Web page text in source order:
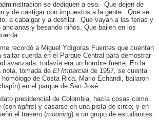
se dediquen a eso. Que dejen de
y de castigar con impuestos a la gente. Que se
a cabalgar y a desfilar. Que vayan a las ferias y
ancianas y besando niños. Que bailen en los
recordó a Miguel Ydígoras Fuentes que cuentan
cuerda en el Parque Central para demostrar
avanzada, todavía era un hombre fuerte. En la
tomada de El Imparcial de 1957, se cuenta
de Costa Rica, Mario Echandi, bailaron
en el parque de San José.
presidencial de Colombia, hacía cosas como
(con tights) y casarse en una pista de circo; y en
el trasero (mooning) a un grupo de estudiantes.